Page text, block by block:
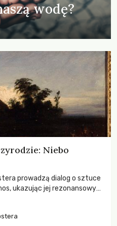
wodę?
Niebo
prowadzą dialog o sztuce
ukazując jej rezonansowy